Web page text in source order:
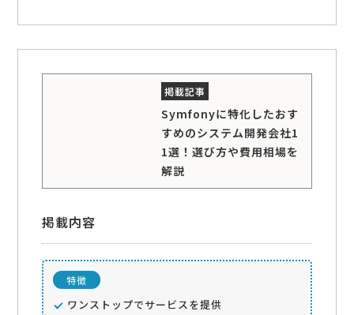
Symfonyに特化したおす
すめのシステム開発会社1
1選！選び方や費用相場を
解説
掲載内容
特徴
ワンストップでサービスを提供